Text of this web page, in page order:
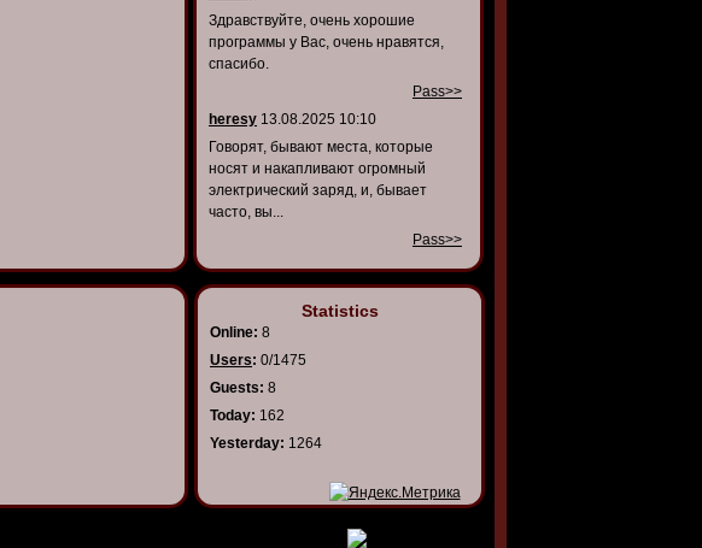
Здравствуйте, очень хорошие
программы у Вас, очень нравятся,
спасибо.
Pass>>
heresy 13.08.2025 10:10
Говорят, бывают места, которые
носят и накапливают огромный
электрический заряд, и, бывает
часто, вы...
Pass>>
Statistics
Online: 8
Users: 0/1475
Guests: 8
Today: 162
Yesterday: 1264